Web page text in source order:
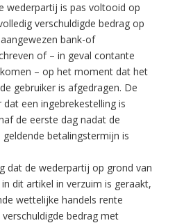
wederpartij is pas voltooid op
verschuldigde bedrag op
bank-of
of – in geval contante
– op het moment dat het
gebruiker is afgedragen. De
een ingebrekestelling is
de eerste dag nadat de
betalingstermijn is
dat de wederpartij op grond van
dit artikel in verzuim is geraakt,
wettelijke handels rente
bedrag met